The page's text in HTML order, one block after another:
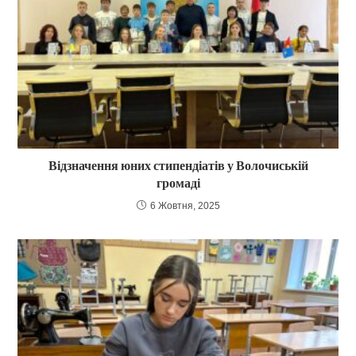
Відзначення юних стипендіатів у Волочиській
громаді
6 Жовтня, 2025